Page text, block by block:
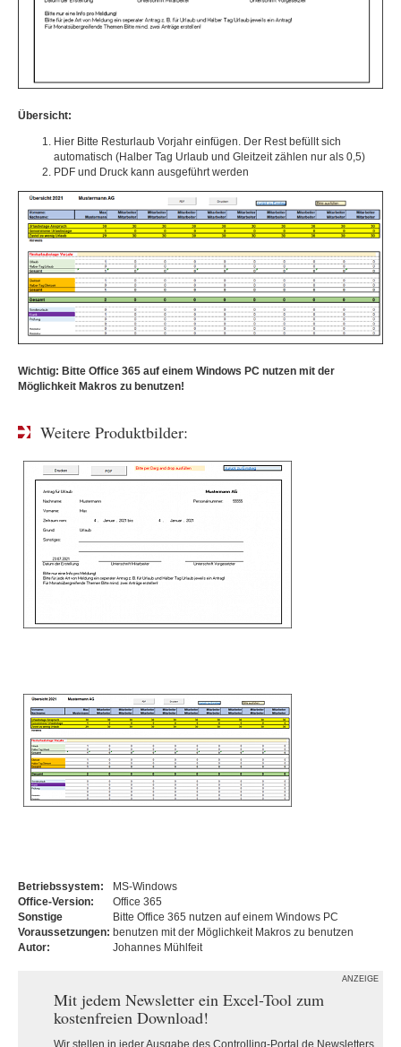
Übersicht:
Hier Bitte Resturlaub Vorjahr einfügen. Der Rest befüllt sich
automatisch (Halber Tag Urlaub und Gleitzeit zählen nur als 0,5)
PDF und Druck kann ausgeführt werden
Wichtig: Bitte Office 365 auf einem Windows PC nutzen mit der
Möglichkeit Makros zu benutzen!
Weitere Produktbilder:
Betriebssystem:
MS-Windows
Office-Version:
Office 365
Sonstige
Voraussetzungen:
Bitte Office 365 nutzen auf einem Windows PC
benutzen mit der Möglichkeit Makros zu benutzen
Autor:
Johannes Mühlfeit
ANZEIGE
Mit jedem Newsletter ein Excel-Tool zum
kostenfreien Download!
Wir stellen in jeder Ausgabe des Controlling-Portal.de Newsletters